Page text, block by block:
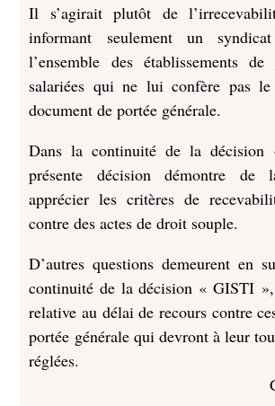
Il s’agirait plutôt de
informant seulement un
l’ensemble des établissements
salariées qui ne lui confère pas
document de portée générale.
Dans la continuité de la
présente décision démontre
apprécier les critères de
contre des actes de droit souple.
D’autres questions demeurent en
continuité de la décision « GISTI
relative au délai de recours contre
portée générale qui devront à leur
réglées.